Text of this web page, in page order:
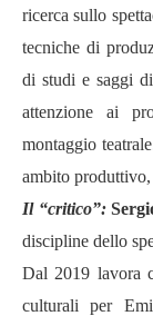
ricerca sullo
tecniche di
di studi e saggi
attenzione ai
montaggio
ambito produttivo,
Il “critico”:
discipline dello
Dal 2019 lavora
culturali per